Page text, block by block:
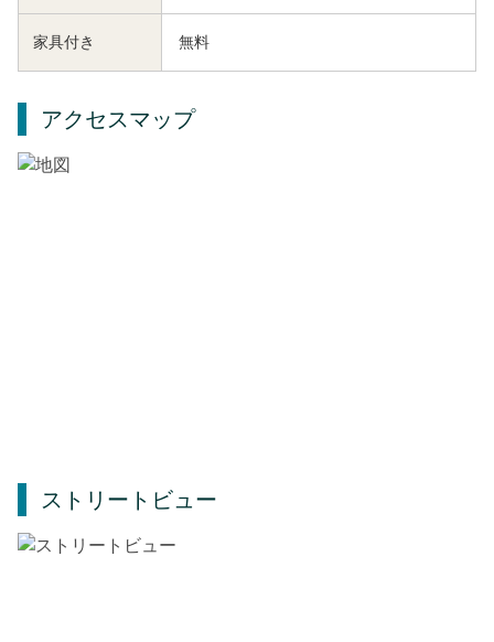
家具付き 無料
アクセスマップ
ストリートビュー